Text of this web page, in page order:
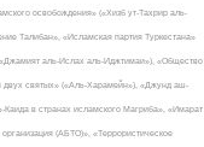
освобождения» («Хизб ут-Тахрир аль-
Талибан», «Исламская партия Туркестана»
аль-Ислах аль-Иджтимаи»), «Общество
двух святых» («Аль-Харамейн»), «Джунд аш-
в странах исламского Магриба», «Имарат
(АБТО)», «Террористическое